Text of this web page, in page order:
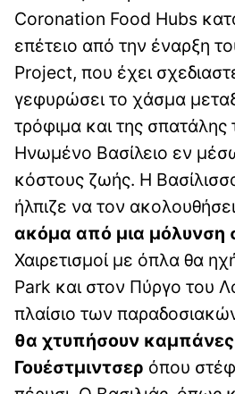
Coronation Food Hubs
επέτειο από την έναρξη
Project, που έχει
γεφυρώσει το χάσμα
τρόφιμα και της
Ηνωμένο Βασίλειο εν
κόστους ζωής. Η
ήλπιζε να τον
ακόμα από μια μόλυνση
Χαιρετισμοί με όπλα θα
Park και στον Πύργο του
πλαίσιο των
θα χτυπήσουν
Γουέστμιντσερ όπου